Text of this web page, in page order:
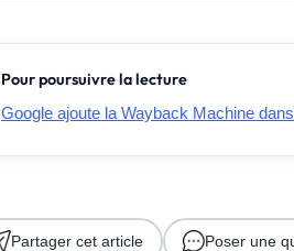
Pour poursuivre la lecture
Google ajoute la Wayback Machine
Partager cet article Poser une